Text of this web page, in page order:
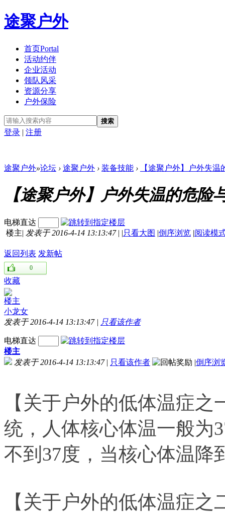
途聚户外
首页Portal
活动约伴
企业活动
领队风采
资源分享
户外保险
搜索
登录 | 注册
途聚户外»论坛 › 途聚户外 › 装备技能 › 【途聚户外】户外失温
【途聚户外】户外失温的危险
电梯直达
楼主| 发表于 2016-4-14 13:13:47 | |只看大图 |倒序浏览 |阅读模
返回列表 发新帖
0
收藏
楼主
小龙女
发表于 2016-4-14 13:13:47 | 只看该作者
电梯直达
楼主
发表于 2016-4-14 13:13:47 | 只看该作者 |倒序浏
【关于户外的低体温症
统，人体核心体温一般为
不到37度，当核心体温降
【关于户外的低体温症